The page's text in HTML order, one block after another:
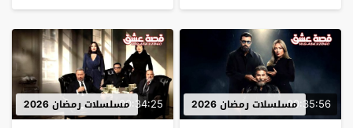
00:35:56مسلسلات رمضان 2026 00:34:25مسلسلات رمضان 2026